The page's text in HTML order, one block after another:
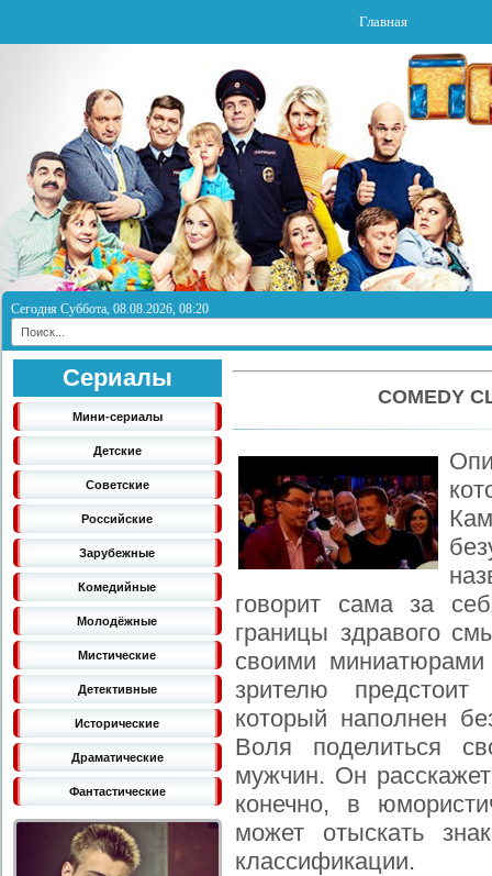
Главная
Сегодня Суббота, 08.08.2026, 08:20
Сериалы
Мини-сериалы
Детские
Советские
Российские
Зарубежные
Комедийные
Молодёжные
Мистические
Детективные
Исторические
Драматические
Фантастические
COMEDY
говорит сама за
границы здравого
своими
зрителю
который наполнен
Воля поделиться
мужчин. Он
конечно, в
может отыскать
классификации.